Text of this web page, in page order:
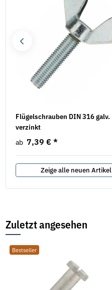
Flügelschrauben DIN 316 galv.
verzinkt
ab 7,39 € *
Zeige alle neuen Artikel
Zuletzt angesehen
Bestseller